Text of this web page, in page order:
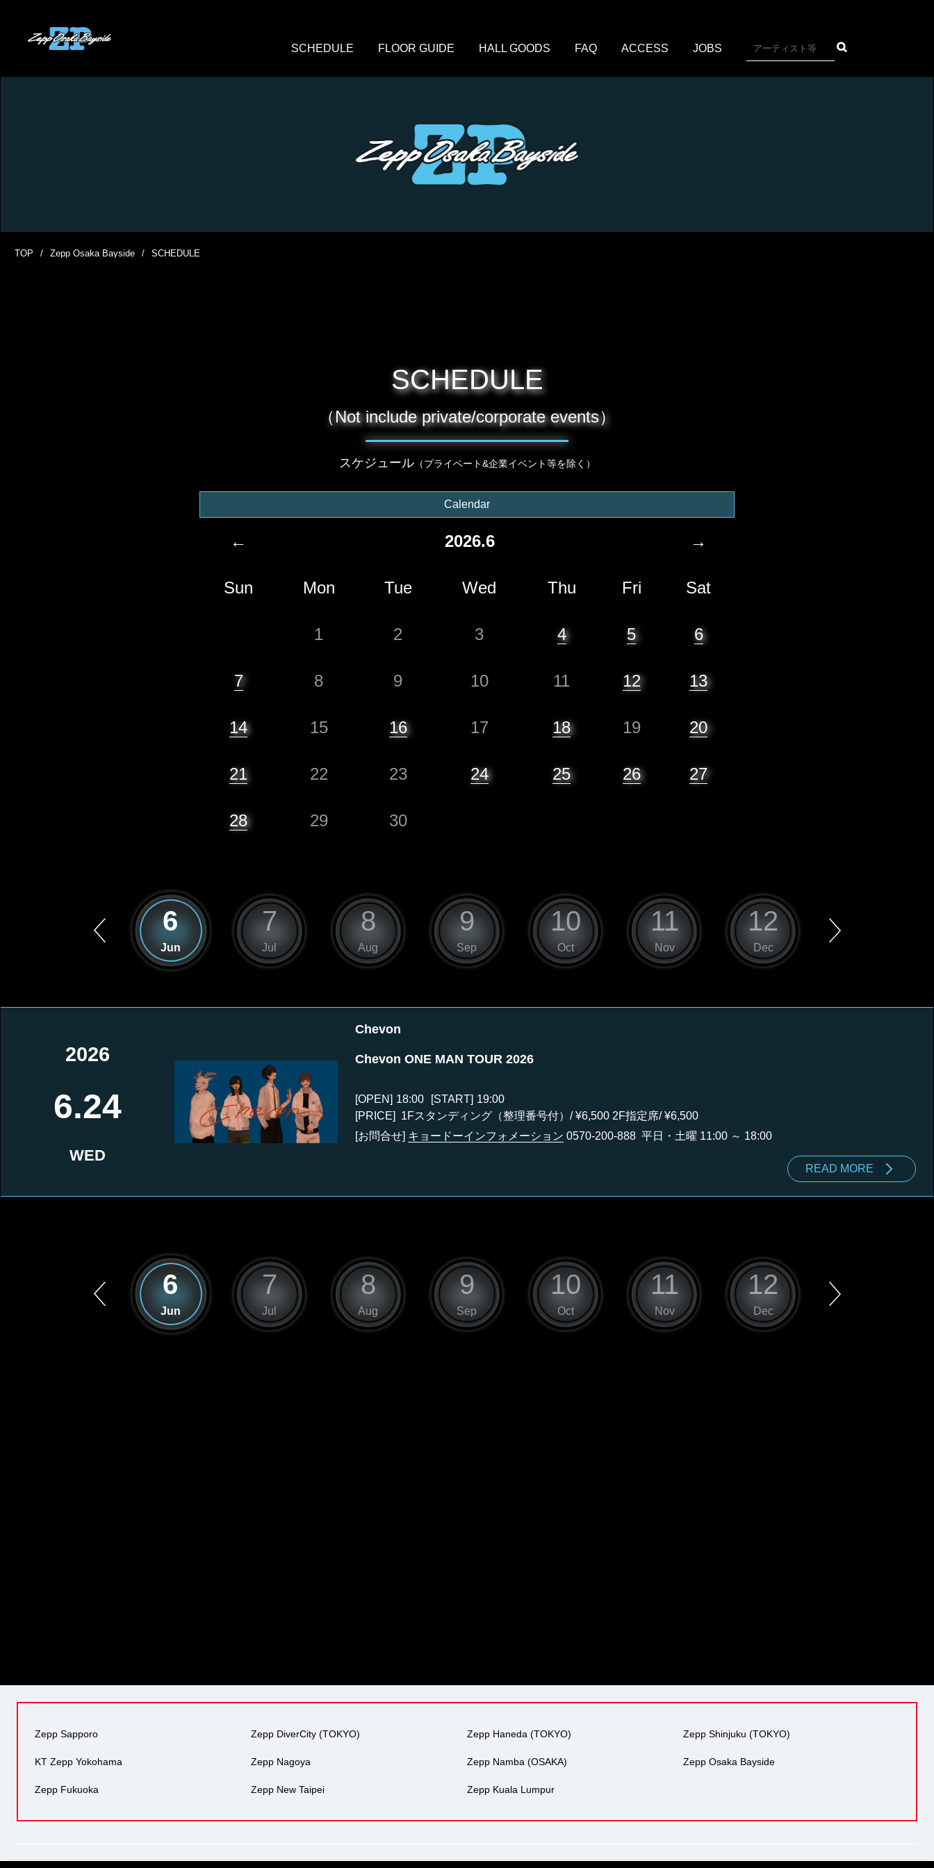
SCHEDULE FLOOR GUIDE HALL GOODS FAQ ACCESS JOBS
TOP Zepp Osaka Bayside SCHEDULE
SCHEDULE
（Not include private/corporate events）
スケジュール（プライベート&企業イベント等を除く）
Calendar
← 2026.6 →
Sun Mon Tue Wed Thu Fri Sat
1 2 3 4 5 6
7 8 9 10 11 12 13
14 15 16 17 18 19 20
21 22 23 24 25 26 27
28 29 30
6
Jun
7
Jul
8
Aug
9
Sep
10
Oct
11
Nov
12
Dec
2026
6.24
WED
Chevon
Chevon ONE MAN TOUR 2026
[OPEN] 18:00 [START] 19:00
[PRICE] 1Fスタンディング（整理番号付）/ ¥6,500 2F指定席/ ¥6,500
[お問合せ] キョードーインフォメーション 0570-200-888 平日・土曜 11:00 ～ 18:00
READ MORE
6
Jun
7
Jul
8
Aug
9
Sep
10
Oct
11
Nov
12
Dec
Zepp Sapporo Zepp DiverCity (TOKYO) Zepp Haneda (TOKYO) Zepp Shinjuku (TOKYO)
KT Zepp Yokohama Zepp Nagoya Zepp Namba (OSAKA) Zepp Osaka Bayside
Zepp Fukuoka Zepp New Taipei Zepp Kuala Lumpur